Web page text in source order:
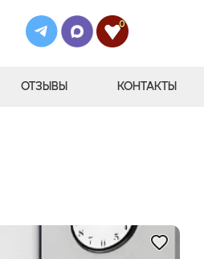
0
ОТЗЫВЫ КОНТАКТЫ